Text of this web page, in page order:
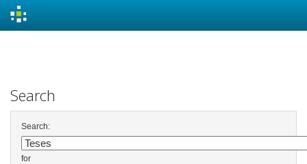
Search
Search:
for